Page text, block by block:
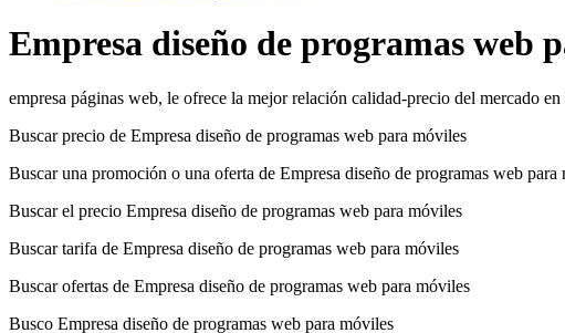
Empresa diseño de programas web
empresa páginas web, le ofrece la mejor relación calidad-precio del mercado
Buscar precio de Empresa diseño de programas web para móviles
Buscar una promoción o una oferta de Empresa diseño de programas web para
Buscar el precio Empresa diseño de programas web para móviles
Buscar tarifa de Empresa diseño de programas web para móviles
Buscar ofertas de Empresa diseño de programas web para móviles
Busco Empresa diseño de programas web para móviles